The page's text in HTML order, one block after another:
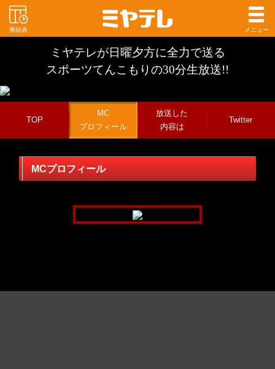
番組表 メニュー
ミヤテレが日曜夕方に全力で送る
スポーツてんこもりの30分生放送!!
TOP
MC
プロフィール
放送した
内容は
Twitter
MCプロフィール